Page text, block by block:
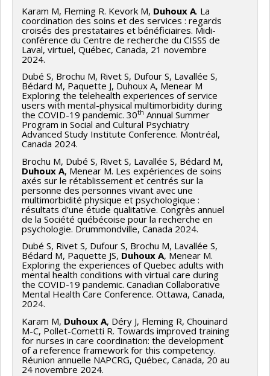
Karam M, Fleming R. Kevork M, Duhoux A. La
coordination des soins et des services : regards
croisés des prestataires et bénéficiaires. Midi-
conférence du Centre de recherche du CISSS de
Laval, virtuel, Québec, Canada, 21 novembre
2024.
Dubé S, Brochu M, Rivet S, Dufour S, Lavallée S,
Bédard M, Paquette J, Duhoux A, Menear M
Exploring the telehealth experiences of service
users with mental-physical multimorbidity during
the COVID-19 pandemic. 30th Annual Summer
Program in Social and Cultural Psychiatry
Advanced Study Institute Conference. Montréal,
Canada 2024.
Brochu M, Dubé S, Rivet S, Lavallée S, Bédard M,
Duhoux A, Menear M. Les expériences de soins
axés sur le rétablissement et centrés sur la
personne des personnes vivant avec une
multimorbidité physique et psychologique :
résultats d’une étude qualitative. Congrès annuel
de la Société québécoise pour la recherche en
psychologie. Drummondville, Canada 2024.
Dubé S, Rivet S, Dufour S, Brochu M, Lavallée S,
Bédard M, Paquette JS, Duhoux A, Menear M.
Exploring the experiences of Quebec adults with
mental health conditions with virtual care during
the COVID-19 pandemic. Canadian Collaborative
Mental Health Care Conference. Ottawa, Canada,
2024.
Karam M, Duhoux A, Déry J, Fleming R, Chouinard
M-C, Pollet-Cometti R. Towards improved training
for nurses in care coordination: the development
of a reference framework for this competency.
Réunion annuelle NAPCRG, Québec, Canada, 20 au
24 novembre 2024.